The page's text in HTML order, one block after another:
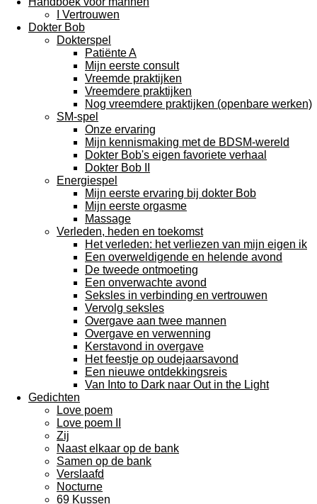
I Vertrouwen
Dokter Bob
Dokterspel
Patiënte A
Mijn eerste consult
Vreemde praktijken
Vreemdere praktijken
Nog vreemdere praktijken (openbare werken)
SM-spel
Onze ervaring
Mijn kennismaking met de BDSM-wereld
Dokter Bob's eigen favoriete verhaal
Dokter Bob II
Energiespel
Mijn eerste ervaring bij dokter Bob
Mijn eerste orgasme
Massage
Verleden, heden en toekomst
Het verleden: het verliezen van mijn eigen ik
Een overweldigende en helende avond
De tweede ontmoeting
Een onverwachte avond
Seksles in verbinding en vertrouwen
Vervolg seksles
Overgave aan twee mannen
Overgave en verwenning
Kerstavond in overgave
Het feestje op oudejaarsavond
Een nieuwe ontdekkingsreis
Van Into to Dark naar Out in the Light
Gedichten
Love poem
Love poem II
Zij
Naast elkaar op de bank
Samen op de bank
Verslaafd
Nocturne
69 Kussen